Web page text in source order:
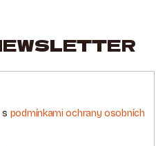
s podmínkami ochrany osobních